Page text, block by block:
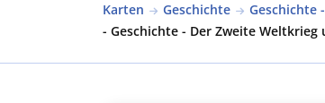
Karten Geschichte Geschichte
- Geschichte - Der Zweite Weltkrieg